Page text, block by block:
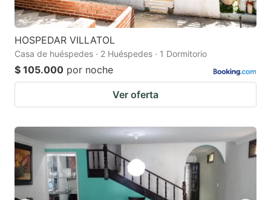
HOSPEDAR VILLATOL
Casa de huéspedes · 2 Huéspedes · 1 Dormitorio
$ 105.000 por noche
Ver oferta